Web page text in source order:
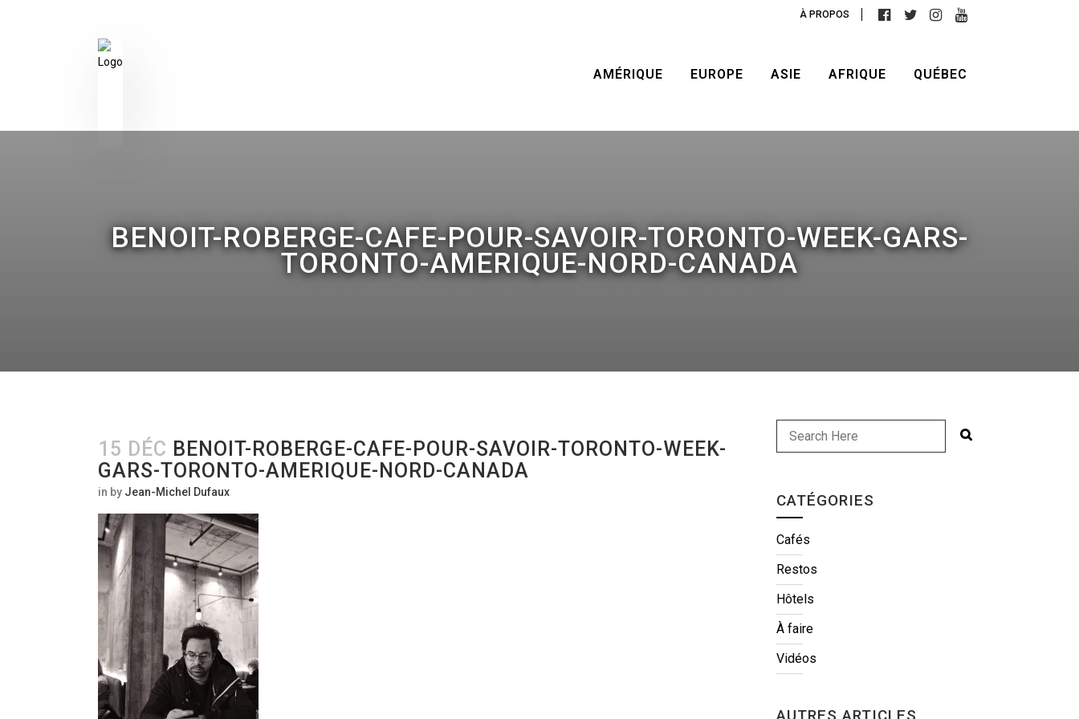
À PROPOS
AMÉRIQUE EUROPE ASIE AFRIQUE QUÉBEC
BENOIT-ROBERGE-CAFE-POUR-SAVOIR-TORONTO-WEEK-GARS-
TORONTO-AMERIQUE-NORD-CANADA
15 DÉC BENOIT-ROBERGE-CAFE-POUR-SAVOIR-TORONTO-WEEK-
GARS-TORONTO-AMERIQUE-NORD-CANADA
in by Jean-Michel Dufaux CATÉGORIES
Cafés
Restos
Hôtels
À faire
Vidéos